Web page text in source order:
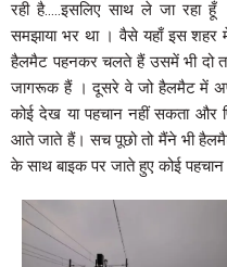
रही है…..इसलिए साथ ले जा रहा
समझाया भर था । वैसे यहाँ इस
हैलमैट पहनकर चलते हैं उसमें भी दो
जागरूक हैं । दूसरे वे जो हैलमैट में
कोई देख या पहचान नहीं सकता और
आते जाते हैं। सच पूछो तो मैंने भी
के साथ बाइक पर जाते हुए कोई